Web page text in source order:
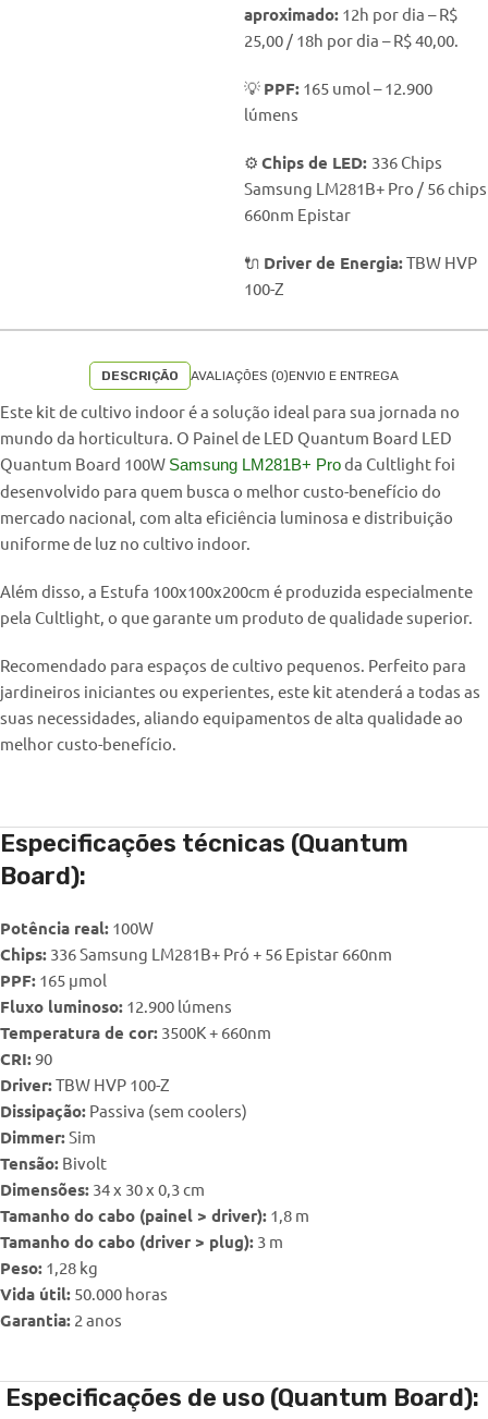
aproximado: 12h por dia – R$
25,00 / 18h por dia – R$ 40,00.
💡 PPF: 165 umol – 12.900
lúmens
⚙️ Chips de LED: 336 Chips
Samsung LM281B+ Pro / 56 chips
660nm Epistar
🔌 Driver de Energia:TBW HVP
100-Z
DESCRIÇÃO AVALIAÇÕES (0)ENVIO E ENTREGA
Este kit de cultivo indoor é a solução ideal para sua jornada no
mundo da horticultura. O Painel de LED Quantum Board LED
Quantum Board 100W Samsung LM281B+ Proda Cultlight foi
desenvolvido para quem busca o melhor custo-benefício do
mercado nacional, com alta eficiência luminosa e distribuição
uniforme de luz no cultivo indoor.
Além disso, a Estufa 100x100x200cm é produzida especialmente
pela Cultlight, o que garante um produto de qualidade superior.
Recomendado para espaços de cultivo pequenos. Perfeito para
jardineiros iniciantes ou experientes, este kit atenderá a todas as
suas necessidades, aliando equipamentos de alta qualidade ao
melhor custo-benefício.
Especificações técnicas (Quantum
Board):
Potência real: 100W
Chips: 336 Samsung LM281B+ Pró + 56 Epistar 660nm
PPF: 165 μmol
Fluxo luminoso: 12.900 lúmens
Temperatura de cor: 3500K + 660nm
CRI:90
Driver:TBW HVP 100-Z
Dissipação: Passiva (sem coolers)
Dimmer:Sim
Tensão: Bivolt
Dimensões: 34 x 30 x 0,3 cm
Tamanho do cabo (painel > driver): 1,8 m
Tamanho do cabo (driver > plug): 3 m
Peso: 1,28 kg
Vida útil: 50.000 horas
Garantia: 2 anos
Especificações de uso (Quantum Board):